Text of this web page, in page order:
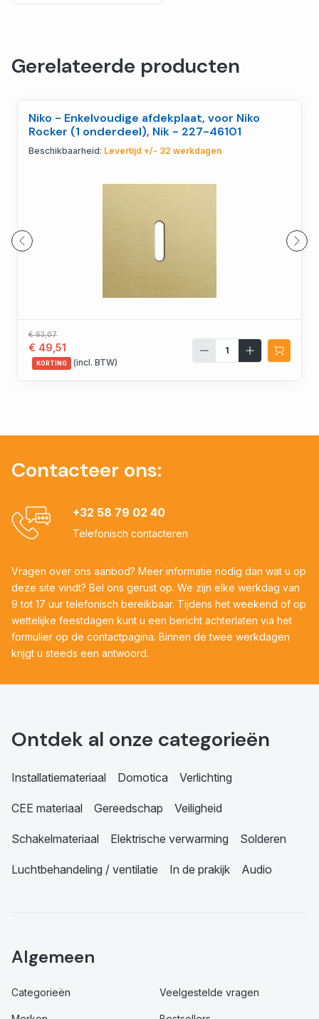
Gerelateerde producten
Niko - Enkelvoudige afdekplaat, voor Niko
Rocker (1 onderdeel), Nik - 227-46101
Beschikbaarheid: Levertijd +/- 32 werkdagen
€ 63,07
€ 49,51
KORTING (incl. BTW)
Contacteer ons:
+32 58 79 02 40
Telefonisch contacteren
Vragen over ons aanbod? Meer informatie nodig dan wat u op
deze site vindt? Bel ons gerust op. We zijn elke werkdag van
9 tot 17 uur telefonisch bereikbaar. Tijdens het weekend of op
wettelijke feestdagen kunt u een bericht achterlaten via het
formulier op de contactpagina. Binnen de twee werkdagen
krijgt u steeds een antwoord.
Ontdek al onze categorieën
Installatiemateriaal Domotica Verlichting
CEE materiaal Gereedschap Veiligheid
Schakelmateriaal Elektrische verwarming Solderen
Luchtbehandeling / ventilatie In de prakijk Audio
Algemeen
Categorieën Veelgestelde vragen